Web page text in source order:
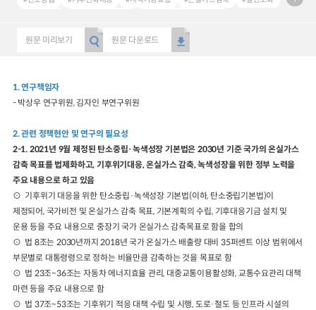
#Decarbonizing Transport
원문 미리보기 원문 다운로드
1. 연구책임자
- 박상우 연구위원, 김자인 부연구위원
2. 관련 정책현안 및 연구의 필요성
2-1. 2021년 9월 제정된 탄소중립·녹색성장 기본법은 2030년 기준 국가의 온실가스
감축 목표를 법제화하고, 기후위기대응, 온실가스 감축, 녹색성장을 위한 정부 노력을
주요 내용으로 하고 있음
⊙ 기후위기 대응을 위한 탄소중립·녹색성장 기본법(이하, 탄소중립기본법)이
제정되어, 국가비전 및 온실가스 감축 목표, 기본계획의 수립, 기후대응기금 설치 및
운용 등을 주요 내용으로 중장기 국가 온실가스 감축목표로 함을 합의
⊙ 법 8조는 2030년까지 2018년 국가 온실가스 배출량 대비 35퍼센트 이상 범위에서
부문별로 대통령령으로 정하는 비율만큼 감축하는 것을 목표로 함
⊙ 법 23조~36조는 자동차 에너지효율 관리, 대중교통이용활성화, 교통수요관리 대책
마련 등을 주요 내용으로 함
⊙ 법 37조~53조는 기후위기 적응 대책 수립 및 시행, 도로·철도 등 인프라 시설의
2024년 국가교통조사 및 분석
전국여객OD 여객통행량
통행발생모형
권역별통행지표
사회경제지표
교통수요예측
2024.12.31
소화물배송대행
2025.09.30